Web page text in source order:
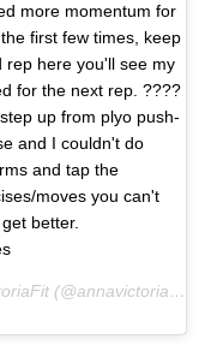
more momentum for
first few times, keep
rep here you'll see my
for the next rep. ????
up from plyo push-
and I couldn't do
and tap the
moves you can't
better.
Un video pubblicato da Snapchat: AnnaVictoriaFit (@annavictoria) in data: